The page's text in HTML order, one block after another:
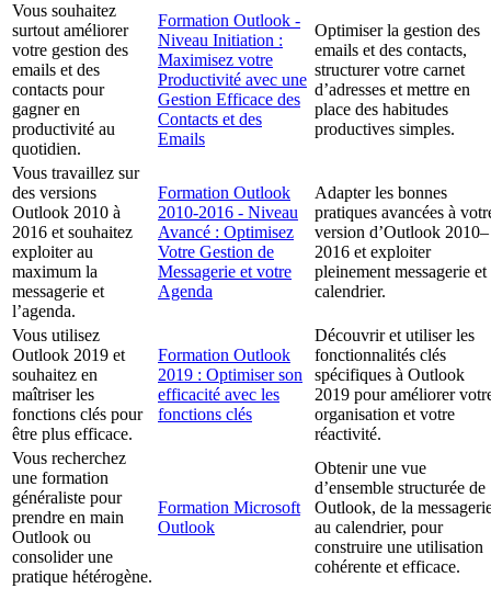
Vous souhaitez
surtout améliorer
votre gestion des
emails et des
contacts pour
gagner en
productivité au
quotidien.
Formation Outlook -
Niveau Initiation :
Maximisez votre
Productivité avec une
Gestion Efficace des
Contacts et des
Emails
Optimiser la gestion des
emails et des contacts,
structurer votre carnet
d’adresses et mettre en
place des habitudes
productives simples.
Vous travaillez sur
des versions
Outlook 2010 à
2016 et souhaitez
exploiter au
maximum la
messagerie et
l’agenda.
Formation Outlook
2010-2016 - Niveau
Avancé : Optimisez
Votre Gestion de
Messagerie et votre
Agenda
Adapter les bonnes
pratiques avancées à
version d’Outlook 2010–
2016 et exploiter
pleinement messagerie et
calendrier.
Vous utilisez
Outlook 2019 et
souhaitez en
maîtriser les
fonctions clés pour
être plus efficace.
Formation Outlook
2019 : Optimiser son
efficacité avec les
fonctions clés
Découvrir et utiliser les
fonctionnalités clés
spécifiques à Outlook
2019 pour améliorer
organisation et votre
réactivité.
Vous recherchez
une formation
généraliste pour
prendre en main
Outlook ou
consolider une
pratique hétérogène.
Formation Microsoft
Outlook
Obtenir une vue
d’ensemble structurée de
Outlook, de la
au calendrier, pour
construire une utilisation
cohérente et efficace.